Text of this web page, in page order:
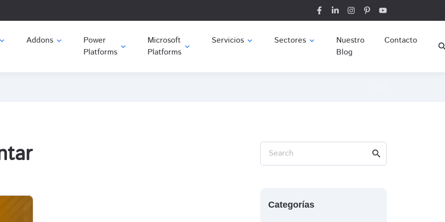
expand_more Addons expand_more
Power
Platforms expand_more
Microsoft
Platforms expand_more
Servicios expand_more Sectores expand_more
Nuestro
Blog
Contacto
Search search
Categorías